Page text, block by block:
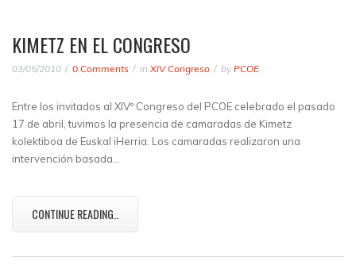
KIMETZ EN EL CONGRESO
03/05/2010 0 Comments in XIV Congreso by PCOE
Entre los invitados al XIVº Congreso del PCOE celebrado el pasado
17 de abril, tuvimos la presencia de camaradas de Kimetz
kolektiboa de Euskal iHerria. Los camaradas realizaron una
intervención basada…
CONTINUE READING..